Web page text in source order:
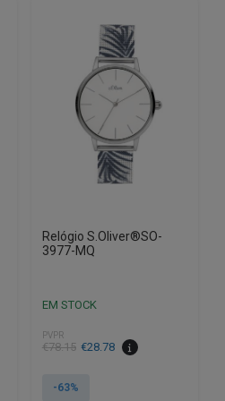
Relógio S.Oliver®SO-
3977-MQ
EM STOCK
PVPR
€78.15
O
original
€28.78
O
atual
-63%